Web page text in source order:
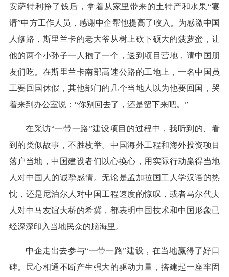
安萨特利挣了钱后，拿着从家里带来的土特产和水果“宴
请”中方工作人员，感谢中企帮他提高了收入。为感激中国
人修路，斯里兰卡的老大爷从树上砍下硕大的菠萝蜜，让
他的两个小孙子一人抱了一个，送到项目营地，请中国朋
友们吃。在斯里兰卡南部高速公路的工地上，一名中国员
工要回国休假，其他部门的几个当地人以为他要回国，哭
着来到办公室说：“你别回去了，还是留下来吧。”
在采访“一带一路”建设项目的过程中，我听到的、看
到的类似故事，不胜枚举。中国海外工程和海外投资项目
落户当地，中国建设者们以心换心，用实际行动赢得当地
人对中国人的诚挚感情。无论是孟加拉国工人学汉语的热
忱，还是尼泊尔人对中国工程速度的惊叹，或者马尔代夫
人对中马友谊大桥的希冀，都表明中国技术和中国形象已
经深深印入当地民众的脑海里。
中企走出去参与“一带一路”建设，在当地赢得了好口
碑。民心相通不断产生强大的驱动力量，搭建起一座牢固